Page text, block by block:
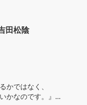
れさま」を英語に翻訳
for your hard wor
、重労働をしてくれ
労の定義
神的活動、または疾病
田松陰
かではなく、
かなのです。』